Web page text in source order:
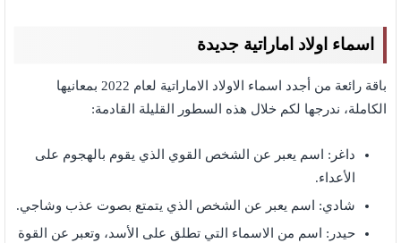
اسماء اولاد اماراتية جديدة
باقة رائعة من أجدد اسماء الاولاد الاماراتية لعام 2022 بمعانيها
الكاملة، ندرجها لكم خلال هذه السطور القليلة القادمة:
داغر: اسم يعبر عن الشخص القوي الذي يقوم بالهجوم على
الأعداء.
شادي: اسم يعبر عن الشخص الذي يتمتع بصوت عذب وشاجي.
حيدر: اسم من الاسماء التي تطلق على الأسد، وتعبر عن القوة